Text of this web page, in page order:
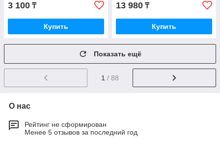
3 100 ₸
Купить
13 980 ₸
Купить
Показать ещё
1 / 88
О нас
Рейтинг не сформирован
Менее 5 отзывов за последний год